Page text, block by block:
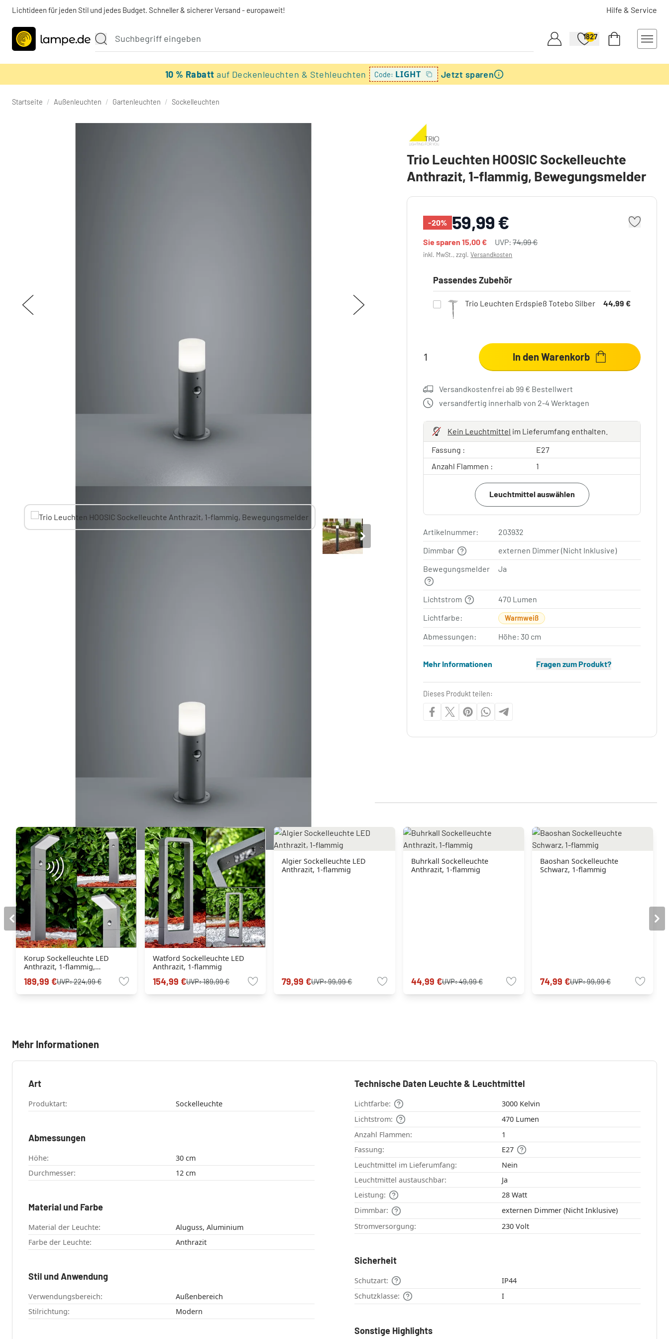
Lichtideen für jeden Stil und jedes Budget. Schneller & sicherer Versand - europaweit! Hilfe & Service
1827
10 % Rabattauf Deckenleuchten & Stehleuchten Code: LIGHT Jetzt sparen
Startseite / Außenleuchten / Gartenleuchten / Sockelleuchten
Trio Leuchten HOOSIC Sockelleuchte
Anthrazit, 1-flammig, Bewegungsmelder
-20% 59,99 €
Sie sparen15,00 € UVP:74,99 €
inkl. MwSt., zzgl.Versandkosten
Passendes Zubehör
Trio Leuchten Erdspieß Totebo Silber 44,99 €
In den Warenkorb
Versandkostenfrei ab 99 € Bestellwert
versandfertig innerhalb von 2-4 Werktagen
Kein Leuchtmittel im Lieferumfang enthalten.
Fassung :
E27
Anzahl Flammen :
1
Leuchtmittel auswählen
Artikelnummer:
203932
Dimmbar
externen Dimmer (Nicht Inklusive)
Bewegungsmelder
Ja
Lichtstrom
470 Lumen
Lichtfarbe:
Warmweiß
Abmessungen: Höhe: 30 cm
Mehr Informationen Fragen zum Produkt?
Dieses Produkt teilen:
Korup Sockelleuchte LED
Anthrazit, 1-flammig,
189,99 €UVP:224,99 €
Watford Sockelleuchte LED
Anthrazit, 1-flammig
154,99 €UVP:189,99 €
Algier Sockelleuchte LED
Anthrazit, 1-flammig
79,99 €UVP:99,99 €
Buhrkall Sockelleuchte
Anthrazit, 1-flammig
44,99 €UVP:49,99 €
Baoshan Sockelleuchte
Schwarz, 1-flammig
74,99 €UVP:99,99 €
Mehr Informationen
Art
Produktart: Sockelleuchte
Abmessungen
Höhe:
30 cm
Durchmesser:
12 cm
Material und Farbe
Material der Leuchte:
Aluguss, Aluminium
Farbe der Leuchte:
Anthrazit
Stil und Anwendung
Verwendungsbereich:
Außenbereich
Stilrichtung:
Modern
Technische Daten Leuchte & Leuchtmittel
Lichtfarbe:
3000 Kelvin
Lichtstrom:
470 Lumen
Anzahl Flammen:
1
Fassung:
E27
Leuchtmittel im Lieferumfang:
Nein
Leuchtmittel austauschbar:
Ja
Leistung:
28 Watt
Dimmbar:
externen Dimmer (Nicht Inklusive)
Stromversorgung:
230 Volt
Sicherheit
Schutzart:
IP44
Schutzklasse:
I
Sonstige Highlights